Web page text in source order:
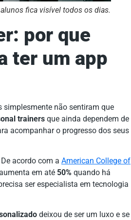
fica visível todos os dias.
por que
ter um app
simplesmente não sentiram que
trainers que ainda dependem de
acompanhar o progresso dos seus
acordo com a American College of
em até 50% quando há
ser especialista em tecnologia
deixou de ser um luxo e se